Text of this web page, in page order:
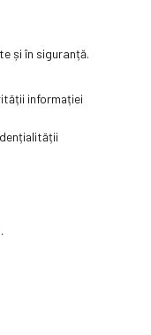
și în siguranță.
informației